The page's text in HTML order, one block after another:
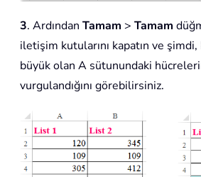
3. Ardından Tamam > Tamam
iletişim kutularını kapatın ve
büyük olan A sütunundaki
vurgulandığını görebilirsiniz.